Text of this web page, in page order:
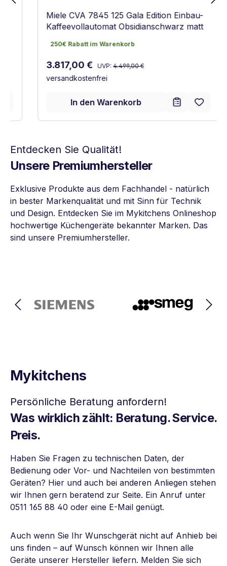
Miele CVA 7845 125 Gala Edition Einbau-
Kaffeevollautomat Obsidianschwarz matt
250€ Rabatt im Warenkorb
250€ Rabatt im Warenkorb
Verkaufspreis:
3.817,00 € Regulärer Preis:
UVP: 4.499,00 €
versandkostenfrei
In den Warenkorb
Entdecken Sie Qualität!
Unsere Premiumhersteller
Exklusive Produkte aus dem Fachhandel - natürlich
in bester Markenqualität und mit Sinn für Technik
und Design. Entdecken Sie im Mykitchens Onlineshop
hochwertige Küchengeräte bekannter Marken. Das
sind unsere Premiumhersteller.
Mykitchens
Persönliche Beratung anfordern!
Was wirklich zählt: Beratung. Service.
Preis.
Haben Sie Fragen zu technischen Daten, der
Bedienung oder Vor- und Nachteilen von bestimmten
Geräten? Hier und auch bei anderen Anliegen stehen
wir Ihnen gern beratend zur Seite. Ein Anruf unter
0511 165 88 40 oder eine E-Mail genügt.
Auch wenn Sie Ihr Wunschgerät nicht auf Anhieb bei
uns finden – auf Wunsch können wir Ihnen alle
Geräte unserer Hersteller liefern. Melden Sie sich